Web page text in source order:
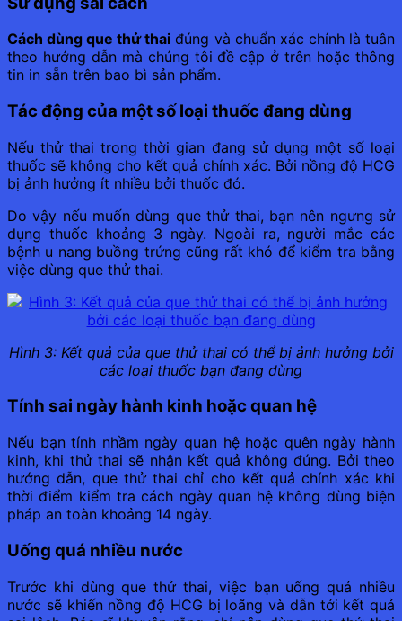
Cách dùng que thử thai đúng và chuẩn xác chính là tuân
theo hướng dẫn mà chúng tôi đề cập ở trên hoặc thông
tin in sẵn trên bao bì sản phẩm.
Tác động của một số loại thuốc đang dùng
Nếu thử thai trong thời gian đang sử dụng một số loại
thuốc sẽ không cho kết quả chính xác. Bởi nồng độ HCG
bị ảnh hưởng ít nhiều bởi thuốc đó.
Do vậy nếu muốn dùng que thử thai, bạn nên ngưng sử
dụng thuốc khoảng 3 ngày. Ngoài ra, người mắc các
bệnh u nang buồng trứng cũng rất khó để kiểm tra bằng
việc dùng que thử thai.
Hình 3: Kết quả của que thử thai có thể bị ảnh hưởng bởi
các loại thuốc bạn đang dùng
Tính sai ngày hành kinh hoặc quan hệ
Nếu bạn tính nhầm ngày quan hệ hoặc quên ngày hành
kinh, khi thử thai sẽ nhận kết quả không đúng. Bởi theo
hướng dẫn, que thử thai chỉ cho kết quả chính xác khi
thời điểm kiểm tra cách ngày quan hệ không dùng biện
pháp an toàn khoảng 14 ngày.
Uống quá nhiều nước
Trước khi dùng que thử thai, việc bạn uống quá nhiều
nước sẽ khiến nồng độ HCG bị loãng và dẫn tới kết quả